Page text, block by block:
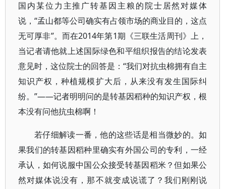
国内某位力主推广转基因主粮的院士居然对媒体
说，“孟山都等公司确实有占领市场的商业目的，这点
无可厚非”。而在2014年第1期《三联生活周刊》上，
当记者请他就上述国际绿色和平组织报告的结论发表
意见时，这位院士的回答是：“我们对抗虫棉拥有自主
知识产权，种植规模扩大后，从来没有发生国际纠
纷。”——记者明明问的是转基因稻种的知识产权，根
本没有问他抗虫棉啊！
若仔细解读一番，他的这些话是相当微妙的。如
果我们的转基因稻种里确实有外国公司的专利，一经
承认，如何说服中国公众接受转基因稻米？但如果公
然对媒体说没有，那不就变成说谎了？我们刚刚说